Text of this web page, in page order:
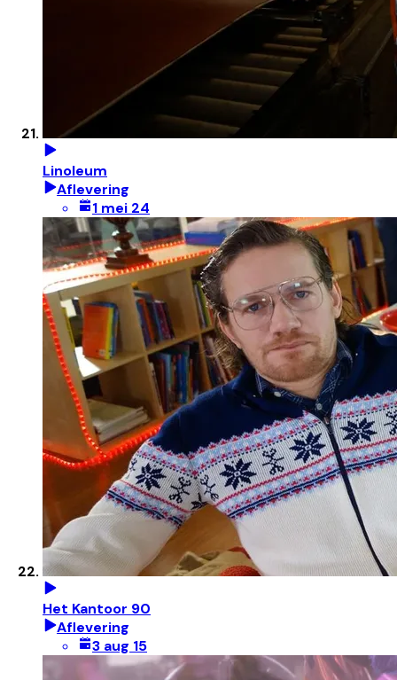
Linoleum
Aflevering
1 mei 24
Het Kantoor 90
Aflevering
3 aug 15